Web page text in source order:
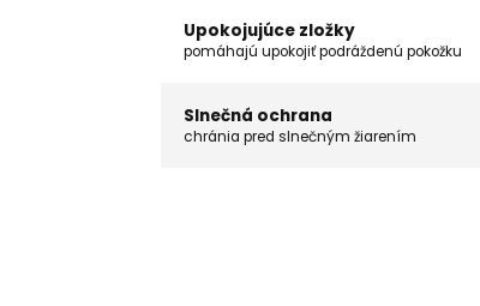
Upokojujúce zložky
pomáhajú upokojiť podráždenú pokožku
Slnečná ochrana
chránia pred slnečným žiarením